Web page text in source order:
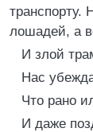
транспорту.
лошадей, а
И злой
Нас
Что рано
И даже